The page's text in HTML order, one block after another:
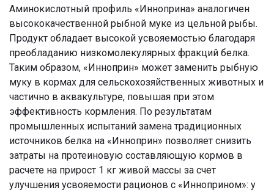
Аминокислотный профиль «Инноприна» аналогичен
высококачественной рыбной муке из цельной рыбы.
Продукт обладает высокой усвояемостью благодаря
преобладанию низкомолекулярных фракций белка.
Таким образом, «Инноприн» может заменить рыбную
муку в кормах для сельскохозяйственных животных и
частично в аквакультуре, повышая при этом
эффективность кормления. По результатам
промышленных испытаний замена традиционных
источников белка на «Инноприн» позволяет снизить
затраты на протеиновую составляющую кормов в
расчете на прирост 1 кг живой массы за счет
улучшения усвояемости рационов с «Инноприном»: у